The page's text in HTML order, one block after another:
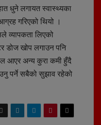
धुने लगायत स्वास्थ्यका
गरिएको थियो ।
व्यापकता लिएको
डोज खोप लगाउन पनि
आएर अन्य कुरा कमी हुँदै
पर्ने सबैको सुझाव रहेको